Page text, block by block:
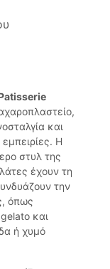
και
Η
στυλ της
έχουν τη
την
όπως
και
ή χυμό